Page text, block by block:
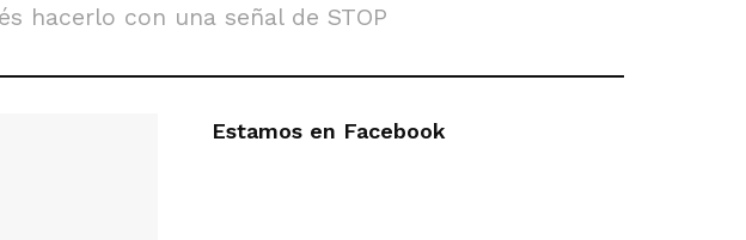
hacerlo con una señal de STOP
Estamos en Facebook